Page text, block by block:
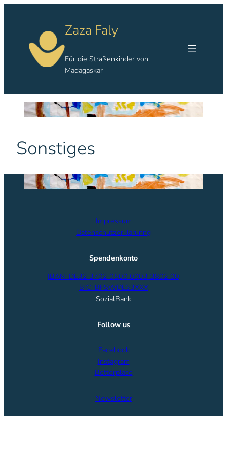
Zaza Faly
Für die Straßenkinder von
Madagaskar
Sonstiges
Impressum
Datenschutzerklärunng
Spendenkonto
IBAN: DE32 3702 0500 0003 3802 00
BIC: BFSWDE33XXX
SozialBank
Follow us
Facebook
Instagram
Betterplace
Newsletter